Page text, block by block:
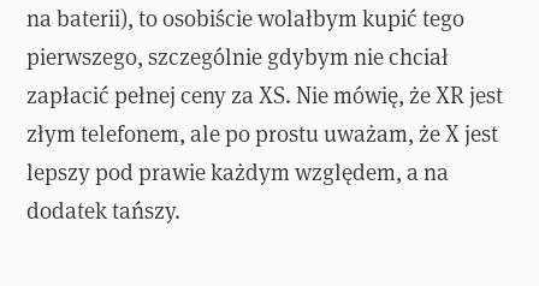
na baterii), to osobiście wolałbym kupić tego
pierwszego, szczególnie gdybym nie chciał
zapłacić pełnej ceny za XS. Nie mówię, że XR jest
złym telefonem, ale po prostu uważam, że X jest
lepszy pod prawie każdym względem, a na
dodatek tańszy.